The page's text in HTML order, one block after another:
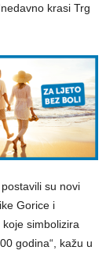
krasi Trg
su novi
Gorice i
simbolizira
godina“, kažu u